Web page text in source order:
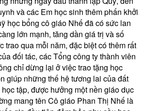
và các Em học sinh thêm phấn khởi
học bổng cô giáo Nhế đã có sức lan
lớn mạnh, tăng dần giá trị và số
trao qua mỗi năm, đặc biệt có thêm rất
đối tác, các Tổng công ty thành viên
chỉ dừng lại ở việc trao tặng học
giúp những thế hệ tương lai của đất
tập, được hưởng một nền giáo dục
mang tên Cô giáo Phan Thị Nhế là